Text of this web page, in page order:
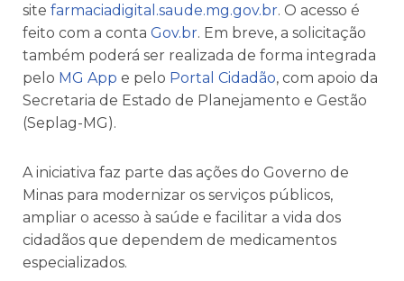
site farmaciadigital.saude.mg.gov.br. O acesso é
feito com a conta Gov.br. Em breve, a solicitação
também poderá ser realizada de forma integrada
pelo MG App e pelo Portal Cidadão, com apoio da
Secretaria de Estado de Planejamento e Gestão
(Seplag-MG).
A iniciativa faz parte das ações do Governo de
Minas para modernizar os serviços públicos,
ampliar o acesso à saúde e facilitar a vida dos
cidadãos que dependem de medicamentos
especializados.